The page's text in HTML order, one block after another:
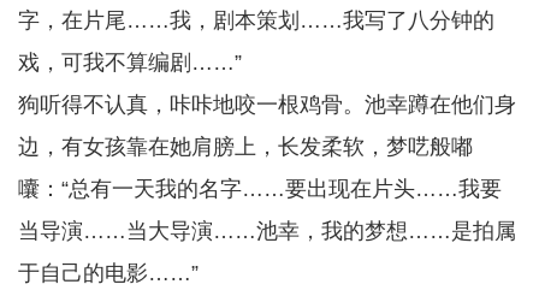
字，在片尾……我，剧本策划……我写了八分钟的
戏，可我不算编剧……”
狗听得不认真，咔咔地咬一根鸡骨。池幸蹲在他们身
边，有女孩靠在她肩膀上，长发柔软，梦呓般嘟
囔：“总有一天我的名字……要出现在片头……我要
当导演……当大导演……池幸，我的梦想……是拍属
于自己的电影……”